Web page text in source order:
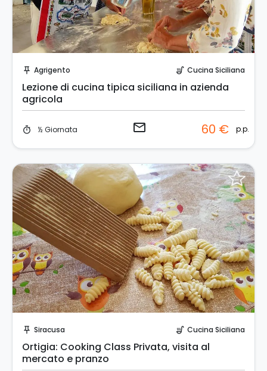
push_pin Agrigento soup_kitchen Cucina Siciliana
Lezione di cucina tipica siciliana in azienda
agricola
timer ½ Giornata email 60 € p.p.
push_pin Siracusa soup_kitchen Cucina Siciliana
Ortigia: Cooking Class Privata, visita al
mercato e pranzo